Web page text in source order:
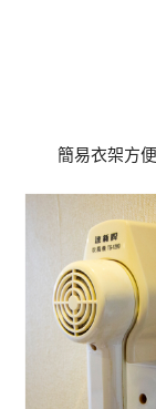
簡易衣架方